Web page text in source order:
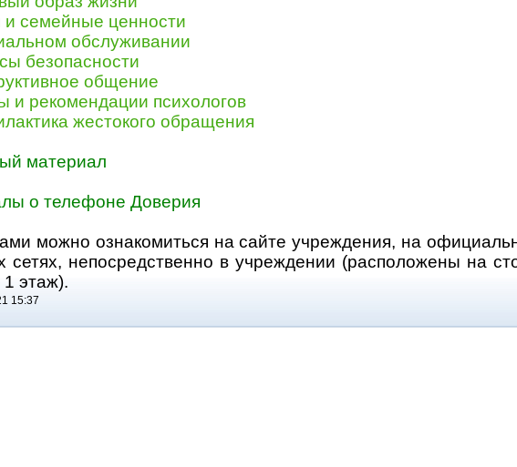
семейные ценности
обслуживании
безопасности
общение
и рекомендации психологов
жестокого обращения
материал
о телефоне Доверия
можно ознакомиться на сайте учреждения, на
сетях, непосредственно в учреждении (расположены на
этаж).
15:37